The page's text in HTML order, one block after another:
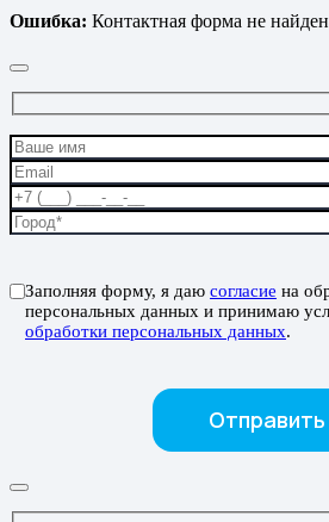
Ошибка: Контактная форма не
Заполняя форму, я даю согласие на
персональных данных и принимаю
обработки персональных данных.